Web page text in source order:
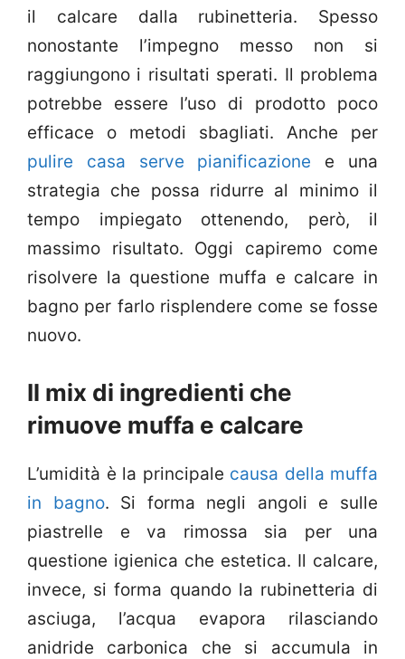
il calcare dalla rubinetteria. Spesso
nonostante l’impegno messo non si
raggiungono i risultati sperati. Il problema
potrebbe essere l’uso di prodotto poco
efficace o metodi sbagliati. Anche per
pulire casa serve pianificazione e una
strategia che possa ridurre al minimo il
tempo impiegato ottenendo, però, il
massimo risultato. Oggi capiremo come
risolvere la questione muffa e calcare in
bagno per farlo risplendere come se fosse
nuovo.
Il mix di ingredienti che
rimuove muffa e calcare
L’umidità è la principale causa della muffa
in bagno. Si forma negli angoli e sulle
piastrelle e va rimossa sia per una
questione igienica che estetica. Il calcare,
invece, si forma quando la rubinetteria di
asciuga, l’acqua evapora rilasciando
anidride carbonica che si accumula in